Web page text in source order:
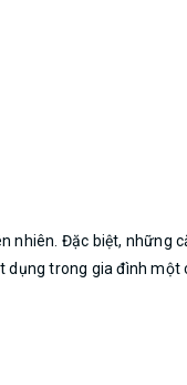
nhiên. Đặc biệt, những
dụng trong gia đình một